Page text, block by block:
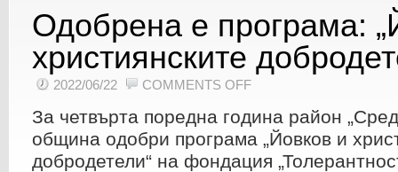
Одобрена е програма:
християнските
2022/06/22 COMMENTS OFFON
„ЙОВКОВ
ХРИСТИЯНСКИТЕ
ДОБРОДЕТЕЛИ“
За четвърта поредна година район
община одобри програма „Йовков и
добродетели“ на фондация